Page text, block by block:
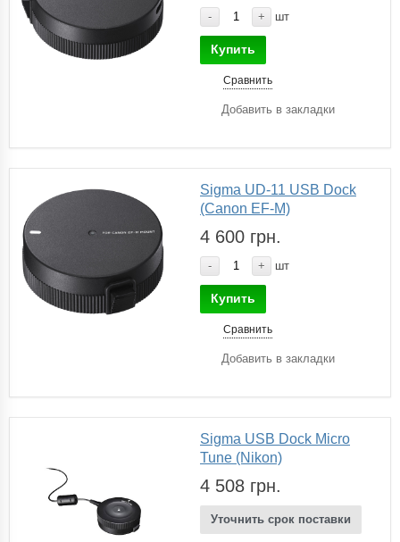
- + шт
Купить
Сравнить
Добавить в закладки
Sigma UD-11 USB Dock
(Canon EF-M)
4 600 грн.
- + шт
Купить
Сравнить
Добавить в закладки
Sigma USB Dock Micro
Tune (Nikon)
4 508 грн.
Уточнить срок поставки